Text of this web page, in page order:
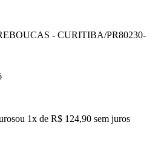
- CURITIBA/PR80230-
ou 1x de R$ 124,90 sem juros